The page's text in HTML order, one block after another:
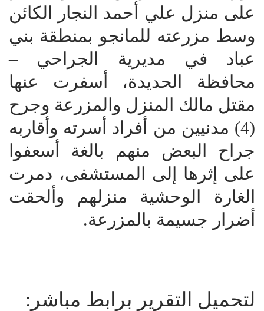
على منزل علي أحمد النجار الكائن
وسط مزرعته للمانجو بمنطقة بني
عباد في مديرية الجراحي –
محافظة الحديدة، أسفرت عنها
مقتل مالك المنزل والمزرعة وجرح
(4) مدنيين من أفراد أسرته وأقاربه
جراح البعض منهم بالغة أسعفوا
على إثرها إلى المستشفى، دمرت
الغارة الوحشية منزلهم وألحقت
أضرار جسيمة بالمزرعة.
لتحميل التقرير برابط مباشر: